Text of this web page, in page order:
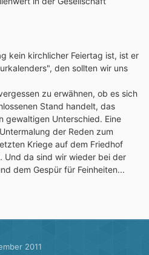
kein kirchlicher Feiertag ist, ist er
den sollten wir uns
zu erwähnen, ob es sich
Stand handelt, das
gewaltigen Unterschied. Eine
der Reden zum
Kriege auf dem Friedhof
Und da sind wir wieder bei der
dem Gespür für Feinheiten...
2011